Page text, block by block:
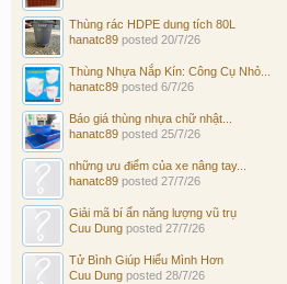
Thùng rác HDPE dung tích 80L
hanatc89 posted 20/7/26
Thùng Nhựa Nắp Kín: Công Cụ Nhỏ...
hanatc89 posted 6/7/26
Báo giá thùng nhựa chữ nhật...
hanatc89 posted 25/7/26
những ưu điểm của xe nâng tay...
hanatc89 posted 27/7/26
Giải mã bí ẩn năng lượng vũ trụ
Cuu Dung posted 27/7/26
Tử Bình Giúp Hiểu Mình Hơn
Cuu Dung posted 28/7/26